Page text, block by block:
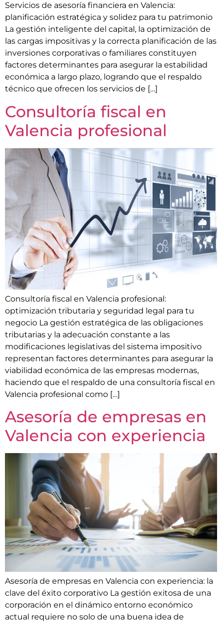
Servicios de asesoría financiera en Valencia:
planificación estratégica y solidez para tu patrimonio
La gestión inteligente del capital, la optimización de
las cargas impositivas y la correcta planificación de las
inversiones corporativas o familiares constituyen
factores determinantes para asegurar la estabilidad
económica a largo plazo, logrando que el respaldo
técnico que ofrecen los servicios de […]
Consultoría fiscal en
Valencia profesional
Consultoría fiscal en Valencia profesional:
optimización tributaria y seguridad legal para tu
negocio La gestión estratégica de las obligaciones
tributarias y la adecuación constante a las
modificaciones legislativas del sistema impositivo
representan factores determinantes para asegurar la
viabilidad económica de las empresas modernas,
haciendo que el respaldo de una consultoría fiscal en
Valencia profesional como […]
Asesoría de empresas en
Valencia con experiencia
Asesoría de empresas en Valencia con experiencia: la
clave del éxito corporativo La gestión exitosa de una
corporación en el dinámico entorno económico
actual requiere no solo de una buena idea de